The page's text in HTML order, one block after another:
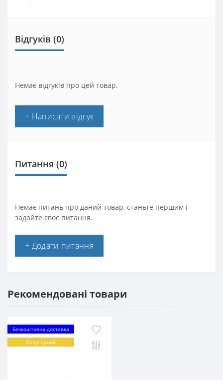
Відгуків (0)
Немає відгуків про цей товар.
+ Написати відгук
Питання (0)
Немає питань про даний товар, станьте першим і
задайте своє питання.
+ Додати питання
Рекомендовані товари
Безкоштовна доставка
Популярний